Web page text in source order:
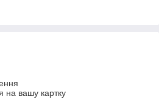
на вашу картку